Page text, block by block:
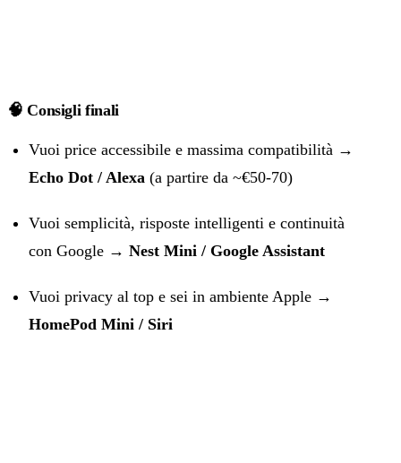
🧠 Consigli finali
Vuoi price accessibile e massima compatibilità →
Echo Dot / Alexa (a partire da ~€50‑70)
Vuoi semplicità, risposte intelligenti e continuità
con Google → Nest Mini / Google Assistant
Vuoi privacy al top e sei in ambiente Apple →
HomePod Mini / Siri